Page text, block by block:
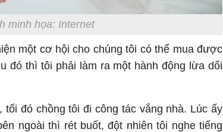
minh họa: Internet
một cơ hội cho chúng tôi có thể mua được
đó thì tôi phải làm ra một hành động lừa dối
tối đó chồng tôi đi công tác vắng nhà. Lúc ấy
ngoài thì rét buốt, đột nhiên tôi nghe tiếng